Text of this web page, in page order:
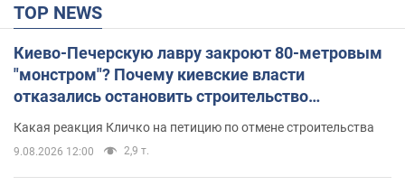
TOP NEWS
Киево-Печерскую лавру закроют 80-метровым
"монстром"? Почему киевские власти
отказались остановить строительство
Какая реакция Кличко на петицию по отмене строительства
9.08.2026 12:00 2,9 т.